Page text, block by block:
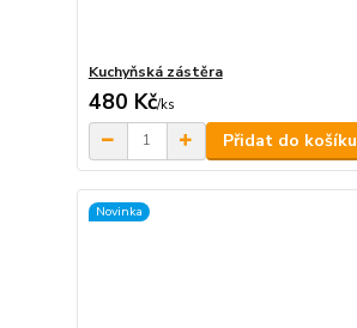
Kuchyňská zástěra
480 Kč/ks
Přidat do košíku
Novinka